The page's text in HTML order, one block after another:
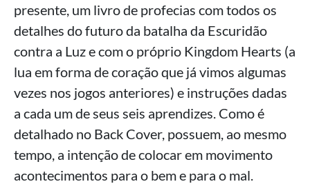
presente, um livro de profecias com todos os
detalhes do futuro da batalha da Escuridão
contra a Luz e com o próprio Kingdom Hearts (a
lua em forma de coração que já vimos algumas
vezes nos jogos anteriores) e instruções dadas
a cada um de seus seis aprendizes. Como é
detalhado no Back Cover, possuem, ao mesmo
tempo, a intenção de colocar em movimento
acontecimentos para o bem e para o mal.